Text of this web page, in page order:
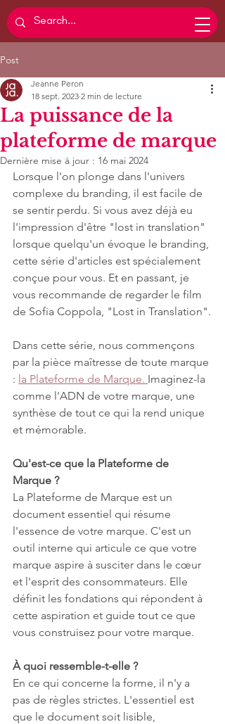
Post
La puissance de la
plateforme de marque
Jeanne Peron
18 sept. 2023 2 min de lecture
Dernière mise à jour : 16 mai 2024
Lorsque l'on plonge dans l'univers
complexe du branding, il est facile de
se sentir perdu. Si vous avez déjà eu
l'impression d'être "lost in translation"
lorsque quelqu'un évoque le branding,
cette série d'articles est spécialement
conçue pour vous. Et en passant, je
vous recommande de regarder le film
de Sofia Coppola, "Lost in Translation".
Dans cette série, nous commençons
par la pièce maîtresse de toute marque
: la Plateforme de Marque. Imaginez-la
comme l'ADN de votre marque, une
synthèse de tout ce qui la rend unique
et mémorable.
Qu'est-ce que la Plateforme de
Marque ?
La Plateforme de Marque est un
document essentiel qui résume
l'essence de votre marque. C'est un
outil interne qui articule ce que votre
marque aspire à susciter dans le cœur
et l'esprit des consommateurs. Elle
définit les fondations qui répondent à
cette aspiration et guide tout ce que
vous construisez pour votre marque.
À quoi ressemble-t-elle ?
En ce qui concerne la forme, il n'y a
pas de règles strictes. L'essentiel est
que le document soit lisible,